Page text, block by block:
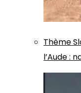
Thème
l’Aude :